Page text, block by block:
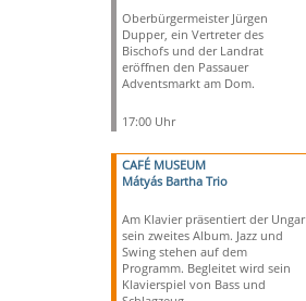
Oberbürgermeister Jürgen
Dupper, ein Vertreter des
Bischofs und der Landrat
eröffnen den Passauer
Adventsmarkt am Dom.
17:00 Uhr
CAFÉ MUSEUM
Mátyás Bartha Trio
Am Klavier präsentiert der Ungar
sein zweites Album. Jazz und
Swing stehen auf dem
Programm. Begleitet wird sein
Klavierspiel von Bass und